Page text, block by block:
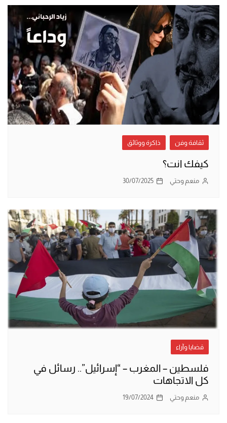
ثقافة وفن ذاكرة ووثائق
كيفك انت؟
منعم وحتي 30/07/2025
قضايا وآراء
فلسطين – المغرب – “إسرائيل”.. رسائل في
كل الاتجاهات
منعم وحتي 19/07/2024